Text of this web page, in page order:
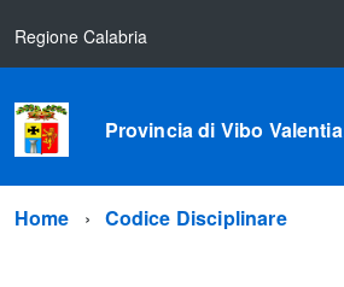
Regione Calabria
Provincia di Vibo Valentia
Home Codice Disciplinare